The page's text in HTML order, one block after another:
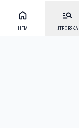
HEM UTFORSKA